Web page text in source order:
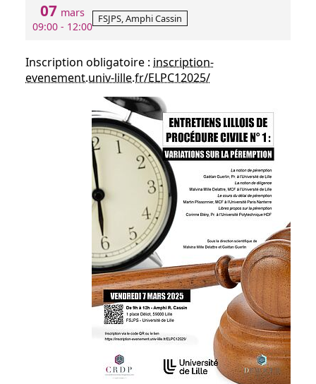
07 mars
09:00 - 12:00
FSJPS, Amphi Cassin
Inscription obligatoire : inscription-
evenement.univ-lille.fr/ELPC12025/